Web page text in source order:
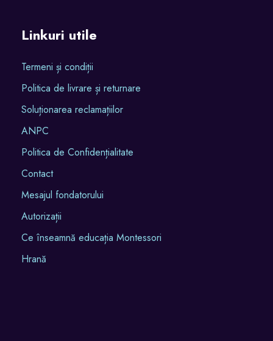
Linkuri utile
Termeni și condiții
Politica de livrare și returnare
Soluționarea reclamațiilor
ANPC
Politica de Confidențialitate
Contact
Mesajul fondatorului
Autorizații
Ce înseamnă educația Montessori
Hrană